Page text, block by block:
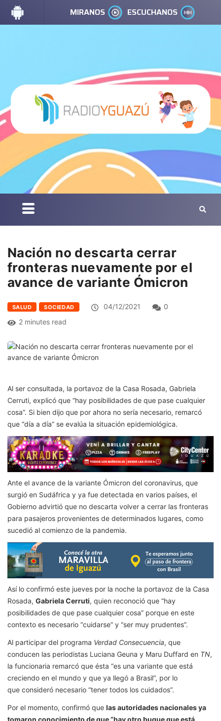
MIRANOS ESCUCHANOS
Nación no descarta cerrar
fronteras nuevamente por el
avance de variante Ómicron
SALUD SOCIEDAD 04/12/2021
0
2 minutes read
Al ser consultada, la portavoz de la Casa Rosada, Gabriela
Cerruti, explicó que “hay posibilidades de que pase cualquier
cosa”. Si bien dijo que por ahora no sería necesario, remarcó
que “día a día” se evalúa la situación epidemiológica.
Ante el avance de la variante Ómicron del coronavirus, que
surgió en Sudáfrica y ya fue detectada en varios países, el
Gobierno advirtió que no descarta volver a cerrar las fronteras
para pasajeros provenientes de determinados lugares, como
sucedió al comienzo de la pandemia.
Así lo confirmó este jueves por la noche la portavoz de la Casa
Rosada, Gabriela Cerruti, quien reconoció que “hay
posibilidades de que pase cualquier cosa” porque en este
contexto es necesario “cuidarse” y “ser muy prudentes”.
Al participar del programa Verdad Consecuencia, que
conducen las periodistas Luciana Geuna y Maru Duffard en TN,
la funcionaria remarcó que ésta “es una variante que está
creciendo en el mundo y que ya llegó a Brasil”, por lo
que consideró necesario “tener todos los cuidados”.
Por el momento, confirmó que las autoridades nacionales ya
tomaron conocimiento de que “hay otro buque que está